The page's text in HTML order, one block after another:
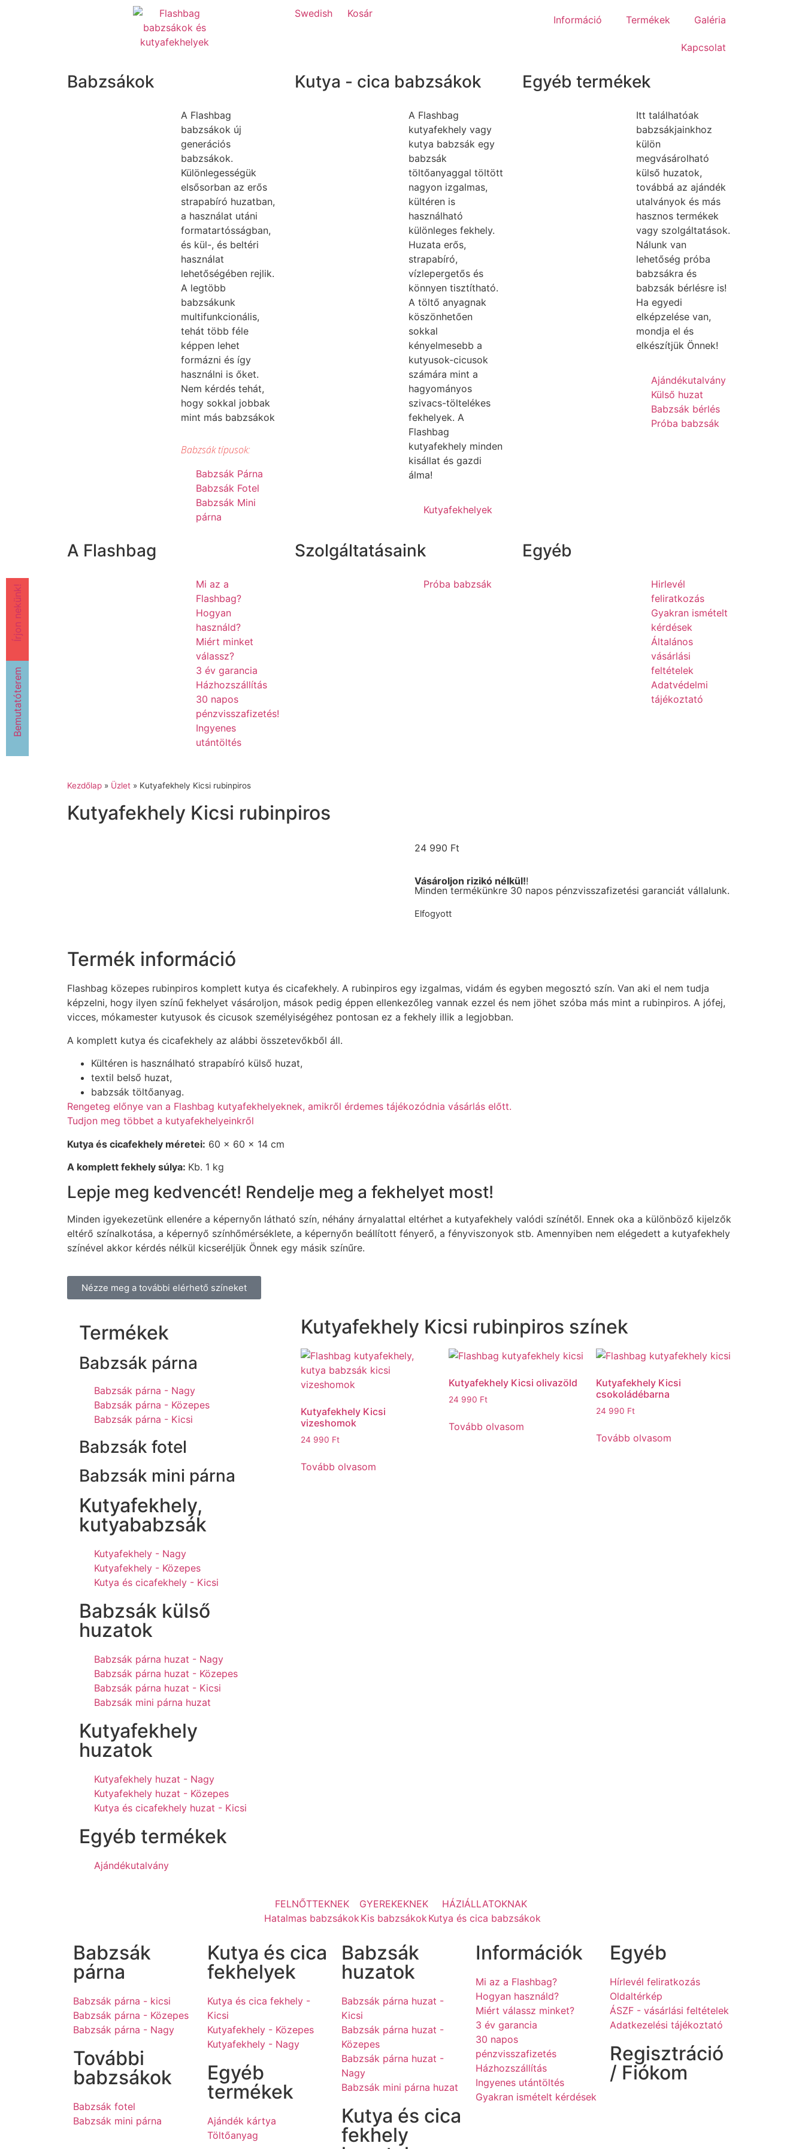
Swedish Kosár
Információ Termékek Galéria
Kapcsolat
Babzsákok
A Flashbag
babzsákok új
generációs
babzsákok.
Különlegességük
elsősorban az erős
strapabíró huzatban,
a használat utáni
formatartósságban,
és kül-, és beltéri
használat
lehetőségében rejlik.
A legtöbb
babzsákunk
multifunkcionális,
tehát több féle
képpen lehet
formázni és így
használni is őket.
Nem kérdés tehát,
hogy sokkal jobbak
mint más babzsákok
Babzsák típusok:
Babzsák Párna
Babzsák Fotel
Babzsák Mini
párna
Kutya - cica babzsákok
A Flashbag
kutyafekhely vagy
kutya babzsák egy
babzsák
töltőanyaggal töltött
nagyon izgalmas,
kültéren is
használható
különleges fekhely.
Huzata erős,
strapabíró,
vízlepergetős és
könnyen tisztítható.
A töltő anyagnak
köszönhetően
sokkal
kényelmesebb a
kutyusok-cicusok
számára mint a
hagyományos
szivacs-töltelékes
fekhelyek. A
Flashbag
kutyafekhely minden
kisállat és gazdi
álma!
Kutyafekhelyek
Egyéb termékek
Itt találhatóak
babzsákjainkhoz
külön
megvásárolható
külső huzatok,
továbbá az ajándék
utalványok és más
hasznos termékek
vagy szolgáltatások.
Nálunk van
lehetőség próba
babzsákra és
babzsák bérlésre is!
Ha egyedi
elképzelése van,
mondja el és
elkészítjük Önnek!
Ajándékutalvány
Külső huzat
Babzsák bérlés
Próba babzsák
A Flashbag
Mi az a
Flashbag?
Hogyan
használd?
Miért minket
válassz?
3 év garancia
Házhozszállítás
30 napos
pénzvisszafizetés!
Ingyenes
utántöltés
Szolgáltatásaink
Próba babzsák
Egyéb
Hirlevél
feliratkozás
Gyakran ismételt
kérdések
Általános
vásárlási
feltételek
Adatvédelmi
tájékoztató
Bemutatóterem
Írjon nekünk!
Kezdőlap » Üzlet » Kutyafekhely Kicsi rubinpiros
Kutyafekhely Kicsi rubinpiros
24 990 Ft
Vásároljon rizikó nélkül!!
Minden termékünkre 30 napos pénzvisszafizetési garanciát vállalunk.
Elfogyott
Termék információ
Flashbag közepes rubinpiros komplett kutya és cicafekhely. A rubinpiros egy izgalmas, vidám és egyben megosztó szín. Van aki el nem tudja
képzelni, hogy ilyen színű fekhelyet vásároljon, mások pedig éppen ellenkezőleg vannak ezzel és nem jöhet szóba más mint a rubinpiros. A jófej,
vicces, mókamester kutyusok és cicusok személyiségéhez pontosan ez a fekhely illik a legjobban.
A komplett kutya és cicafekhely az alábbi összetevőkből áll.
Kültéren is használható strapabíró külső huzat,
textil belső huzat,
babzsák töltőanyag.
Rengeteg előnye van a Flashbag kutyafekhelyeknek, amikről érdemes tájékozódnia vásárlás előtt.
Tudjon meg többet a kutyafekhelyeinkről
Kutya és cicafekhely méretei: 60 x 60 x 14 cm
A komplett fekhely súlya: Kb. 1 kg
Lepje meg kedvencét! Rendelje meg a fekhelyet most!
Minden igyekezetünk ellenére a képernyőn látható szín, néhány árnyalattal eltérhet a kutyafekhely valódi színétől. Ennek oka a különböző kijelzők
eltérő színalkotása, a képernyő színhőmérséklete, a képernyőn beállított fényerő, a fényviszonyok stb. Amennyiben nem elégedett a kutyafekhely
színével akkor kérdés nélkül kicseréljük Önnek egy másik színűre.
Nézze meg a további elérhető színeket
Termékek
Babzsák párna
Babzsák párna - Nagy
Babzsák párna - Közepes
Babzsák párna - Kicsi
Babzsák fotel
Babzsák mini párna
Kutyafekhely,
kutyababzsák
Kutyafekhely - Nagy
Kutyafekhely - Közepes
Kutya és cicafekhely - Kicsi
Babzsák külső
huzatok
Babzsák párna huzat - Nagy
Babzsák párna huzat - Közepes
Babzsák párna huzat - Kicsi
Babzsák mini párna huzat
Kutyafekhely
huzatok
Kutyafekhely huzat - Nagy
Kutyafekhely huzat - Közepes
Kutya és cicafekhely huzat - Kicsi
Egyéb termékek
Ajándékutalvány
Kutyafekhely Kicsi rubinpiros színek
Kutyafekhely Kicsi
vizeshomok
24 990 Ft
Tovább olvasom
Kutyafekhely Kicsi olivazöld
24 990 Ft
Tovább olvasom
Kutyafekhely Kicsi
csokoládébarna
24 990 Ft
Tovább olvasom
FELNŐTTEKNEK
Hatalmas babzsákok
GYEREKEKNEK
Kis babzsákok
HÁZIÁLLATOKNAK
Kutya és cica babzsákok
Babzsák
párna
Babzsák párna - kicsi
Babzsák párna - Közepes
Babzsák párna - Nagy
További
babzsákok
Babzsák fotel
Babzsák mini párna
Kutya és cica
fekhelyek
Kutya és cica fekhely -
Kicsi
Kutyafekhely - Közepes
Kutyafekhely - Nagy
Egyéb
termékek
Ajándék kártya
Töltőanyag
Babzsák
huzatok
Babzsák párna huzat -
Kicsi
Babzsák párna huzat -
Közepes
Babzsák párna huzat -
Nagy
Babzsák mini párna huzat
Kutya és cica
fekhely
Információk
Mi az a Flashbag?
Hogyan használd?
Miért válassz minket?
3 év garancia
30 napos
pénzvisszafizetés
Házhozszállítás
Ingyenes utántöltés
Gyakran ismételt kérdések
Egyéb
Hírlevél feliratkozás
Oldaltérkép
ÁSZF - vásárlási feltételek
Adatkezelési tájékoztató
Regisztráció
/ Fiókom